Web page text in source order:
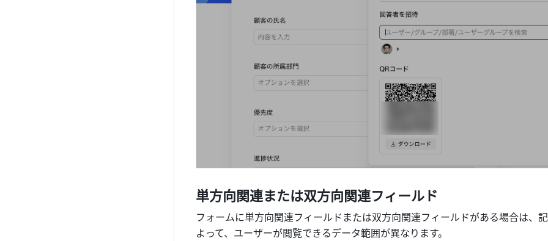
単方向関連または双方向関連フィールド
フォームに単方向関連フィールドまたは双方向関連フィールドがある場合は、
よって、ユーザーが閲覧できるデータ範囲が異なります。